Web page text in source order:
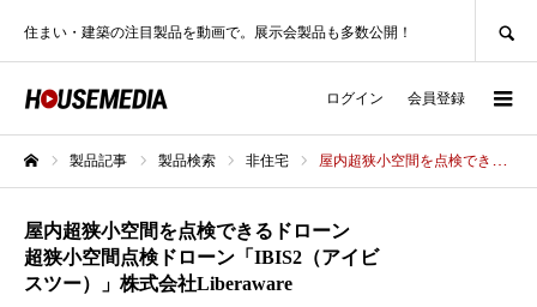
住まい・建築の注目製品を動画で。展示会製品も多数公開！
ログイン 会員登録
製品記事 製品検索 非住宅 屋内超狭小空間を点検できるドローン超狭小空間点検ドローン「IBIS2（アイビスツー）」株式会社Liberaware
屋内超狭小空間を点検できるドローン
超狭小空間点検ドローン「IBIS2（アイビ
スツー）」株式会社Liberaware